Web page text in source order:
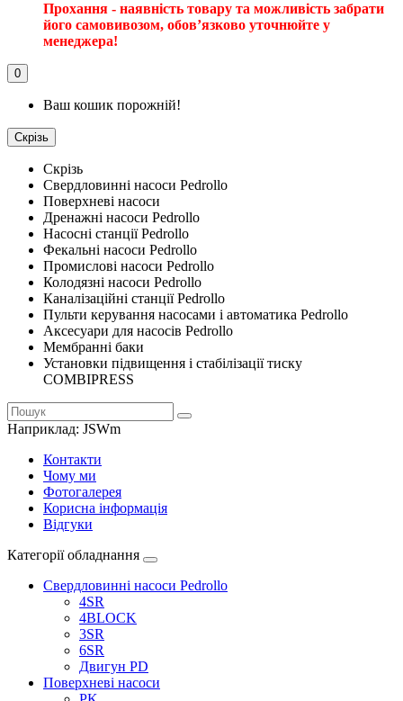
Прохання - наявність товару та можливість забрати
його самовивозом, обовʼязково уточнюйте у
менеджера!
0
Ваш кошик порожній!
Скрізь
Скрізь
Свердловинні насоси Pedrollo
Поверхневі насоси
Дренажні насоси Pedrollo
Насосні станції Pedrollo
Фекальні насоси Pedrollo
Промислові насоси Pedrollo
Колодязні насоси Pedrollo
Каналізаційні станції Pedrollo
Пульти керування насосами і автоматика Pedrollo
Аксесуари для насосів Pedrollo
Мембранні баки
Установки підвищення і стабілізації тиску
COMBIPRESS
Наприклад: JSWm
Контакти
Чому ми
Фотогалерея
Корисна інформація
Відгуки
Категорії обладнання
Свердловинні насоси Pedrollo
4SR
4BLOCK
3SR
6SR
Двигун PD
Поверхневі насоси